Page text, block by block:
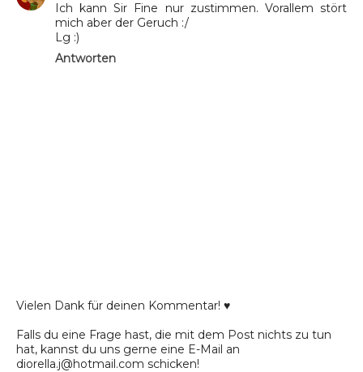
Ich kann Sir Fine nur zustimmen. Vorallem stört
mich aber der Geruch :/
Lg :)
Antworten
Vielen Dank für deinen Kommentar! ♥
Falls du eine Frage hast, die mit dem Post nichts zu tun
hat, kannst du uns gerne eine E-Mail an
diorella.j@hotmail.com schicken!